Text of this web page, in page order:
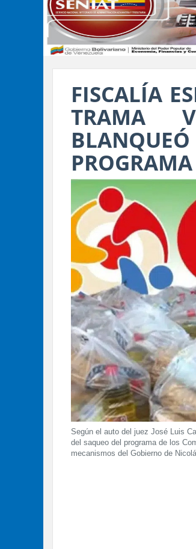
FISCALÍA
TRAMA
Según el auto del juez José Luis
del saqueo del programa de los
mecanismos del Gobierno de